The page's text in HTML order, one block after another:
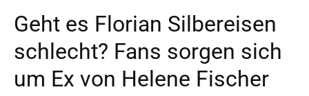
Geht es Florian Silbereisen
schlecht? Fans sorgen sich
um Ex von Helene Fischer